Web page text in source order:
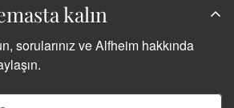
kalın
sorularınız ve Alfheim hakkında